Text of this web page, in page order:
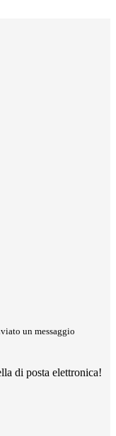
un messaggio
di posta elettronica!